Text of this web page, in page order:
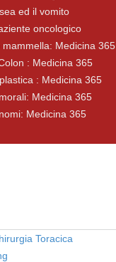
ed il vomito
oncologico
Medicina 365
: Medicina 365
: Medicina 365
Medicina 365
Medicina 365
Toracica